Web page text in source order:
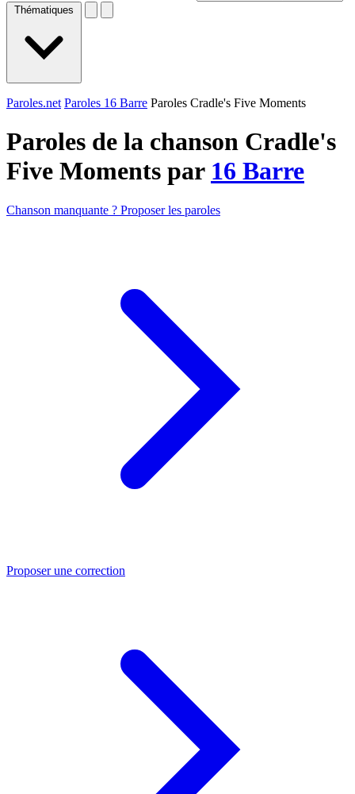
Thématiques
Paroles.net Paroles 16 Barre Paroles Cradle's Five Moments
Paroles de la chanson Cradle's
Five Moments par 16 Barre
Chanson manquante ? Proposer les paroles
Proposer une correction